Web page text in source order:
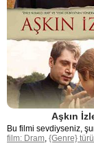
Aşkın
Bu filmi sevdiyseniz,
film: Dram, {Genre}